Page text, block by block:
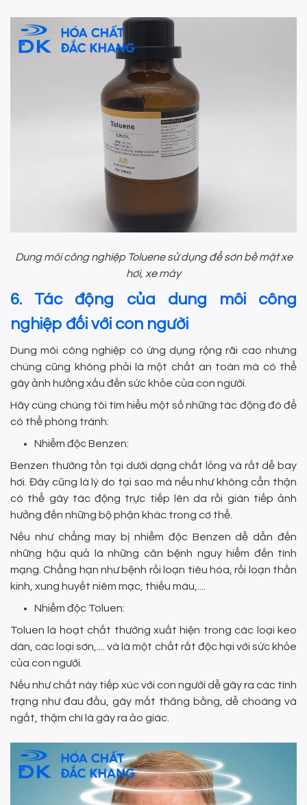
Dung môi công nghiệp Toluene sử dụng để sơn bề mặt xe
hơi, xe máy
6. Tác động của dung môi công
nghiệp đối với con người
Dung môi công nghiệp có ứng dụng rộng rãi cao nhưng
chúng cũng không phải là một chất an toàn mà có thể
gây ảnh hưởng xấu đến sức khỏe của con người.
Hãy cùng chúng tôi tìm hiểu một số những tác động đó để
có thể phòng tránh:
Nhiễm độc Benzen:
Benzen thường tồn tại dưới dạng chất lỏng và rất dễ bay
hơi. Đây cũng là lý do tại sao mà nếu như không cẩn thận
có thể gây tác động trực tiếp lên da rồi gián tiếp ảnh
hưởng đến những bộ phận khác trong cơ thể.
Nếu như chẳng may bị nhiễm độc Benzen dễ dẫn đến
những hậu quả là những căn bệnh nguy hiểm đến tính
mạng. Chẳng hạn như bệnh rối loạn tiêu hóa, rối loạn thần
kinh, xung huyết niêm mạc, thiếu máu,....
Nhiễm độc Toluen:
Toluen là hoạt chất thường xuất hiện trong các loại keo
dán, các loại sơn,.... và là một chất rất độc hại với sức khỏe
của con người.
Nếu như chất này tiếp xúc với con người dễ gây ra các tình
trạng như đau đầu, gây mất thăng bằng, dễ choáng và
ngất, thậm chí là gây ra ảo giác.